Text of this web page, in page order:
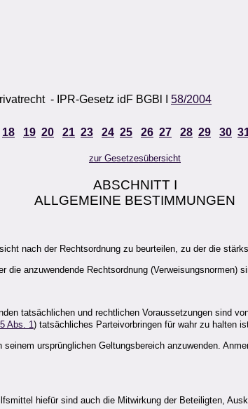
- IPR-Gesetz idF BGBl I 58/2004
18 19 20 21 23 24 25 26 27 28 29 30
zur Gesetzesübersicht
ABSCHNITT I
ALLGEMEINE BESTIMMUNGEN
nach der Rechtsordnung zu beurteilen, zu der die
die anzuwendende Rechtsordnung (Verweisungsnormen)
tatsächlichen und rechtlichen Voraussetzungen sind
Abs. 1) tatsächliches Parteivorbringen für wahr zu halten
ursprünglichen Geltungsbereich anzuwenden.
hiefür sind auch die Mitwirkung der Beteiligten,